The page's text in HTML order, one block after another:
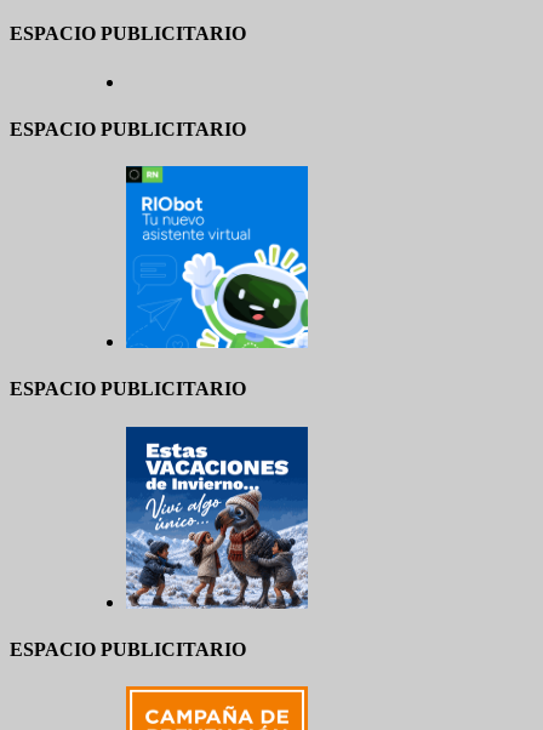
ESPACIO PUBLICITARIO
ESPACIO PUBLICITARIO
ESPACIO PUBLICITARIO
ESPACIO PUBLICITARIO